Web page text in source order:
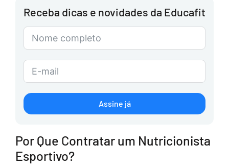
Receba dicas e novidades da Educafit
Assine já
Por Que Contratar um Nutricionista
Esportivo?